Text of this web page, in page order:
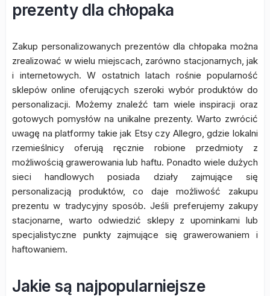
prezenty dla chłopaka
Zakup personalizowanych prezentów dla chłopaka można
zrealizować w wielu miejscach, zarówno stacjonarnych, jak
i internetowych. W ostatnich latach rośnie popularność
sklepów online oferujących szeroki wybór produktów do
personalizacji. Możemy znaleźć tam wiele inspiracji oraz
gotowych pomysłów na unikalne prezenty. Warto zwrócić
uwagę na platformy takie jak Etsy czy Allegro, gdzie lokalni
rzemieślnicy oferują ręcznie robione przedmioty z
możliwością grawerowania lub haftu. Ponadto wiele dużych
sieci handlowych posiada działy zajmujące się
personalizacją produktów, co daje możliwość zakupu
prezentu w tradycyjny sposób. Jeśli preferujemy zakupy
stacjonarne, warto odwiedzić sklepy z upominkami lub
specjalistyczne punkty zajmujące się grawerowaniem i
haftowaniem.
Jakie są najpopularniejsze